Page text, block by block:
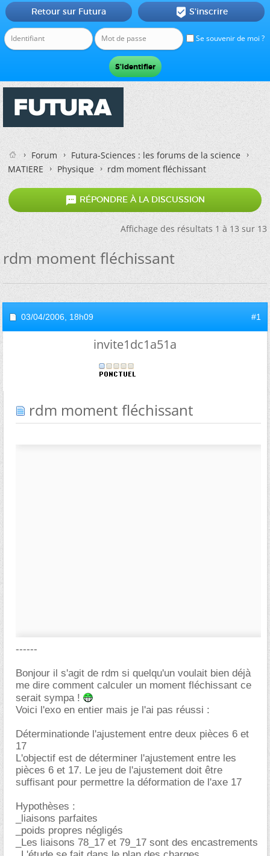
Se souvenir de moi ?
Retour sur Futura  S'inscrire
Forum
Futura-Sciences : les forums de la science
MATIERE
Physique rdm moment fléchissant
 RÉPONDRE À LA DISCUSSION
Affichage des résultats 1 à 13 sur 13
rdm moment fléchissant
03/04/2006, 18h09 #1
invite1dc1a51a
rdm moment fléchissant
------
Bonjour il s'agit de rdm si quelqu'un voulait bien déjà
me dire comment calculer un moment fléchissant ce
serait sympa !
Voici l'exo en entier mais je l'ai pas réussi :
Déterminationde l'ajustement entre deux pièces 6 et
17
L'objectif est de déterminer l'ajustement entre les
pièces 6 et 17. Le jeu de l'ajustement doit être
suffisant pour permettre la déformation de l'axe 17
Hypothèses :
_liaisons parfaites
_poids propres négligés
_Les liaisons 78_17 et 79_17 sont des encastrements